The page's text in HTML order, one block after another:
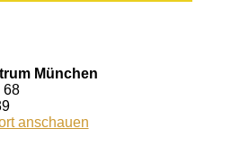
München
68
anschauen